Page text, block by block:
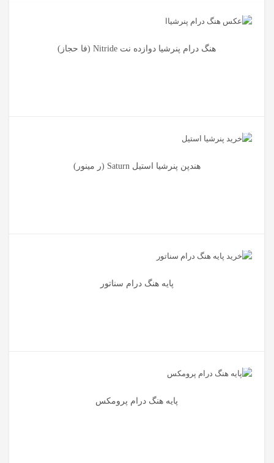
هنگ درام پنرشیا دوازده نت Nitride (فا حجاز)
هندپن پنرشیا استیل Saturn (ر مینور)
پایه هنگ درام سناتور
پایه هنگ درام پرومکس